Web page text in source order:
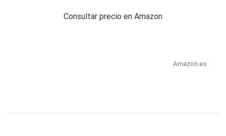
Consultar precio en Amazon
Amazon.es